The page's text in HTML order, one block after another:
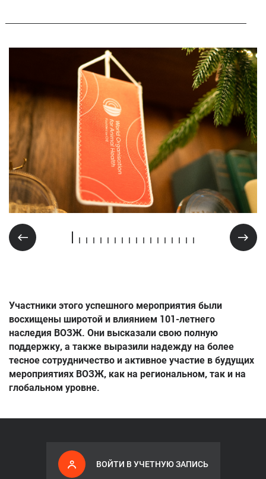
Участники этого успешного мероприятия были
восхищены широтой и влиянием 101-летнего
наследия ВОЗЖ. Они высказали свою полную
поддержку, а также выразили надежду на более
тесное сотрудничество и активное участие в будущих
мероприятиях ВОЗЖ, как на региональном, так и на
глобальном уровне.
ВОЙТИ В УЧЕТНУЮ ЗАПИСЬ